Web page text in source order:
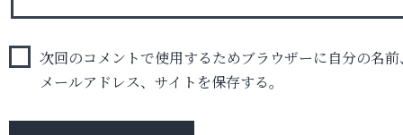
次回のコメントで使用するためブラウザーに自分の名前
メールアドレス、サイトを保存する。